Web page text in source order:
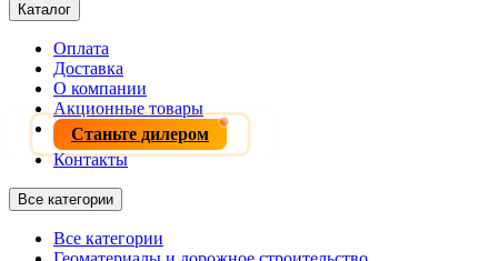
Каталог
Оплата
Доставка
О компании
Акционные товары
Станьте дилером
Контакты
Все категории
Все категории